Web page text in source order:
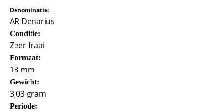
Denominatie:
AR Denarius
Conditie:
Zeer fraai
Formaat:
18 mm
Gewicht:
3,03 gram
Periode: